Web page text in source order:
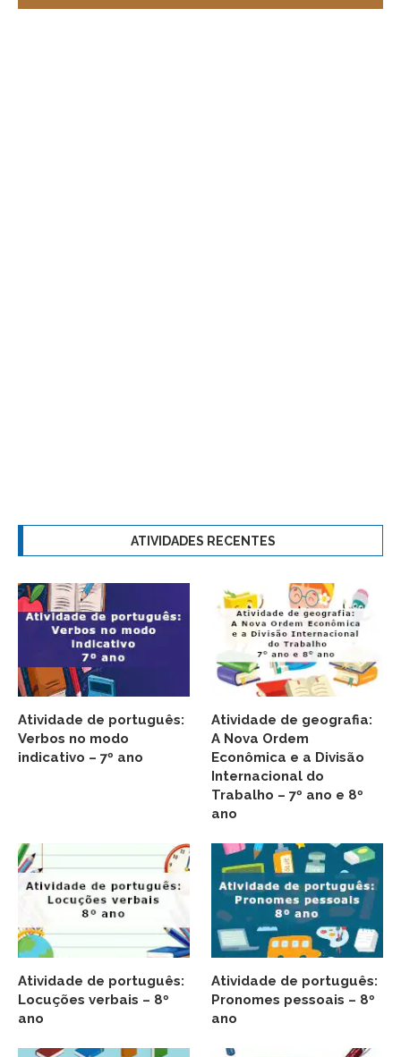
ATIVIDADES RECENTES
Atividade de português:
Verbos no modo
indicativo – 7º ano
Atividade de geografia:
A Nova Ordem
Econômica e a Divisão
Internacional do
Trabalho – 7º ano e 8º
ano
Atividade de português:
Locuções verbais – 8º
ano
Atividade de português:
Pronomes pessoais – 8º
ano